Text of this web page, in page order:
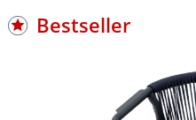
Bestseller